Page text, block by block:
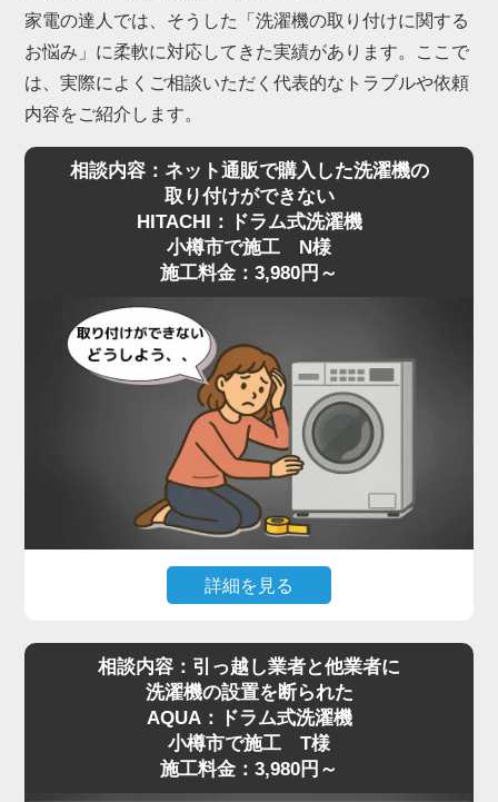
家電の達人では、そうした「洗濯機の取り付けに関する
お悩み」に柔軟に対応してきた実績があります。ここで
は、実際によくご相談いただく代表的なトラブルや依頼
内容をご紹介します。
相談内容：ネット通販で購入した洗濯機の
取り付けができない
HITACHI：ドラム式洗濯機
小樽市で施工 N様
施工料金：3,980円～
詳細を見る
される方が増えていますが、実際に届いてみると本
体が非常に重く、自力での移動や取り付けが難しい
と感じる方も多いようです。特に設置場所までの搬
入や、わずかな段差の乗り越え、排水や給水の接続
作業などは、専門知識がないと手に負えないケース
相談内容：引っ越し業者と他業者に
洗濯機の設置を断られた
AQUA：ドラム式洗濯機
小樽市で施工 T様
施工料金：3,980円～